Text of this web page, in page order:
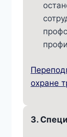
охране
3.